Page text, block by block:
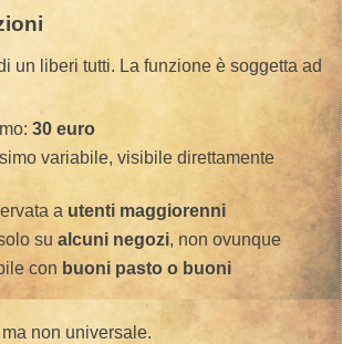
un liberi tutti. La funzione è soggetta ad
30 euro
variabile, visibile direttamente
a utenti maggiorenni
su alcuni negozi, non ovunque
con buoni pasto o buoni
non universale.